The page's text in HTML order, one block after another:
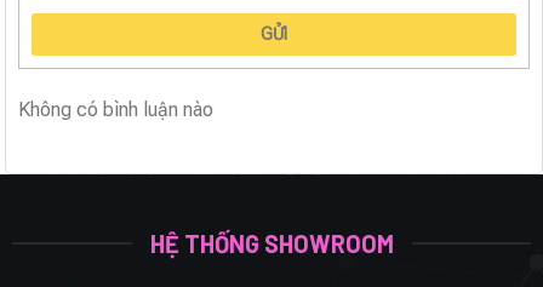
GỬI
Không có bình luận nào
HỆ THỐNG SHOWROOM